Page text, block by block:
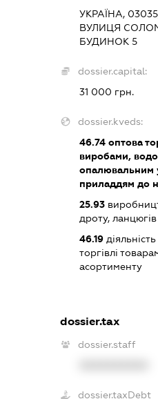
УКРАЇНА,
ВУЛИЦЯ
БУДИНОК 5
dossier.capital:
31 000 грн.
dossier.kveds:
46.74 оптова
виробами,
опалювальним
приладдям до
25.93
дроту,
46.19
торгівлі
асортименту
dossier.tax
dossier.staff
dossier.taxDebt